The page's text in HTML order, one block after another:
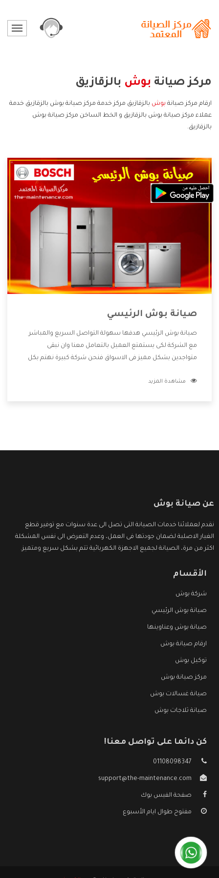
مركز صيانة بوش بالزقازيق
ارقام مركز صيانة بوش بالزقازيق مركز خدمة مركز صيانة بوش بالزقازيق خدمة
عملاء مركز صيانة بوش بالزقازيق و الخط الساخن مركز صيانة بوش
بالزقازيق.
صيانة بوش الرئيسي
صيانة بوش الرئيسي هدفها سهولة التواصل السريع والمباشر
مع الشركة لكى يستمتع العميل بالتعامل معنا وان نبقى
متواجدين بشكل مميز فى الاسواق فنحن شركة كبيرة نهتم بكل
الشركة بها والتى تكون منها خدمة الصيانة التى تكون من أهم
مشاهدة المزيد
عن صيانة بوش
نقدم لعملائنا خدمات الصيانة التى تصل الى عدة سنوات مع توفير قطع
الغيار الاصلية لضمان جودتها فى العمل، وعدم التعرض الى نفس المشكلة
اكثر من مرة، الصيانة لجميع الاجهزة الكهربائية تتم بشكل سريع ومتميز.
الأقسام
شركة بوش
صيانة بوش الرئيسي
صيانة بوش وعناوينها
ارقام صيانة بوش
توكيل بوش
مركز صيانة بوش
صيانة غسالات بوش
صيانة ثلاجات بوش
كن دائما على تواصل معنا!
01108098347
support@the-maintenance.com
صفحة الفيس بوك
مفتوح طوال ايام الأسبوع